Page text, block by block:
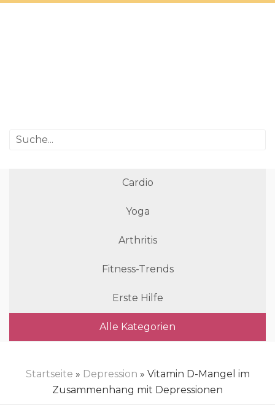
Cardio
Yoga
Arthritis
Fitness-Trends
Erste Hilfe
Alle Kategorien
Startseite » Depression » Vitamin D-Mangel im
Zusammenhang mit Depressionen